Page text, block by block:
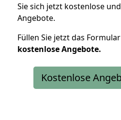
Sie sich jetzt kostenlose
Angebote.
Füllen Sie jetzt das
kostenloseAngebote.
Kostenlose